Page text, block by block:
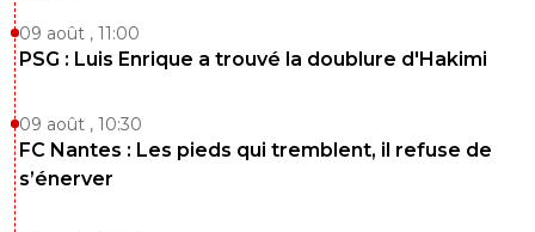
09 août , 11:00
PSG : Luis Enrique a trouvé la doublure d'Hakimi
09 août , 10:30
FC Nantes : Les pieds qui tremblent, il refuse de
s’énerver